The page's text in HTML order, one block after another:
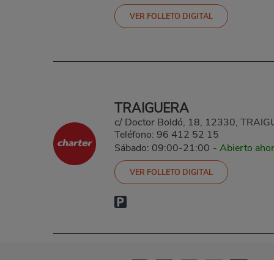
VER FOLLETO DIGITAL
TRAIGUERA
c/ Doctor Boldó, 18, 12330,
Teléfono: 96 412 52 15
Sábado: 09:00-21:00 - Abierto
VER FOLLETO DIGITAL